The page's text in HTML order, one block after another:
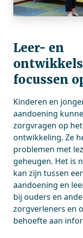
Leer- en
focussen
Kinderen en
aandoening
zorgvragen op
ontwikkeling. Ze
problemen met
geheugen. Het is
kan zijn tussen
aandoening en
bij ouders en
zorgverleners en
behoe­fte aan